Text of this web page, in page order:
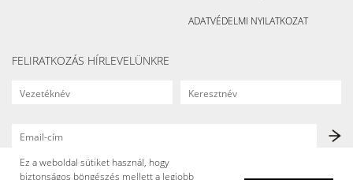
ADATVÉDELMI NYILATKOZAT
FELIRATKOZÁS HÍRLEVELÜNKRE
Ez a weboldal sütiket használ, hogy
biztonságos böngészés mellett a legjobb